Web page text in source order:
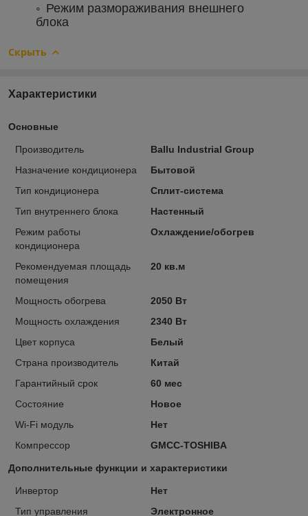
Режим размораживания внешнего
блока
Скрыть
Характеристики
Основные
Производитель
Ballu Industrial Group
Назначение кондиционера
Бытовой
Тип кондиционера
Сплит-система
Тип внутреннего блока
Настенный
Режим работы
кондиционера
Охлаждение/обогрев
Рекомендуемая площадь
помещения
20 кв.м
Мощность обогрева
2050 Вт
Мощность охлаждения
2340 Вт
Цвет корпуса
Белый
Страна производитель
Китай
Гарантийный срок
60 мес
Состояние
Новое
Wi-Fi модуль
Нет
Компрессор
GMCC-TOSHIBA
Дополнительные функции и характеристики
Инвертор
Нет
Тип управления
Электронное